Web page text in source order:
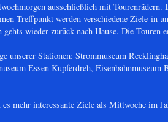
ausschließlich mit Tourenrädern.
Treffpunkt werden verschiedene Ziele in
gehts wieder zurück nach Hause. Die Touren
unserer Stationen: Strommuseum
Essen Kupferdreh, Eisenbahnmuseum
mehr interessante Ziele als Mittwoche im